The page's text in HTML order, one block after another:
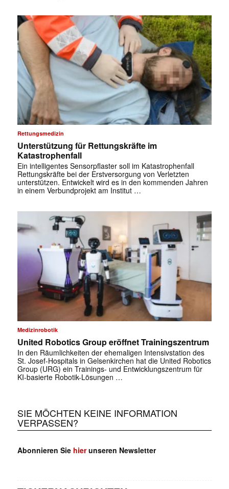
Rettungsmedizin
Unterstützung für Rettungskräfte im
Katastrophenfall
Ein intelligentes Sensorpflaster soll im Katastrophenfall
Rettungskräfte bei der Erstversorgung von Verletzten
unterstützen. Entwickelt wird es in den kommenden Jahren
in einem Verbundprojekt am Institut …
Medizinrobotik
United Robotics Group eröffnet Trainingszentrum
In den Räumlichkeiten der ehemaligen Intensivstation des
St. Josef-Hospitals in Gelsenkirchen hat die United Robotics
Group (URG) ein Trainings- und Entwicklungszentrum für
KI-basierte Robotik-Lösungen …
SIE MÖCHTEN KEINE INFORMATION
VERPASSEN?
Abonnieren Sie hierunseren Newsletter